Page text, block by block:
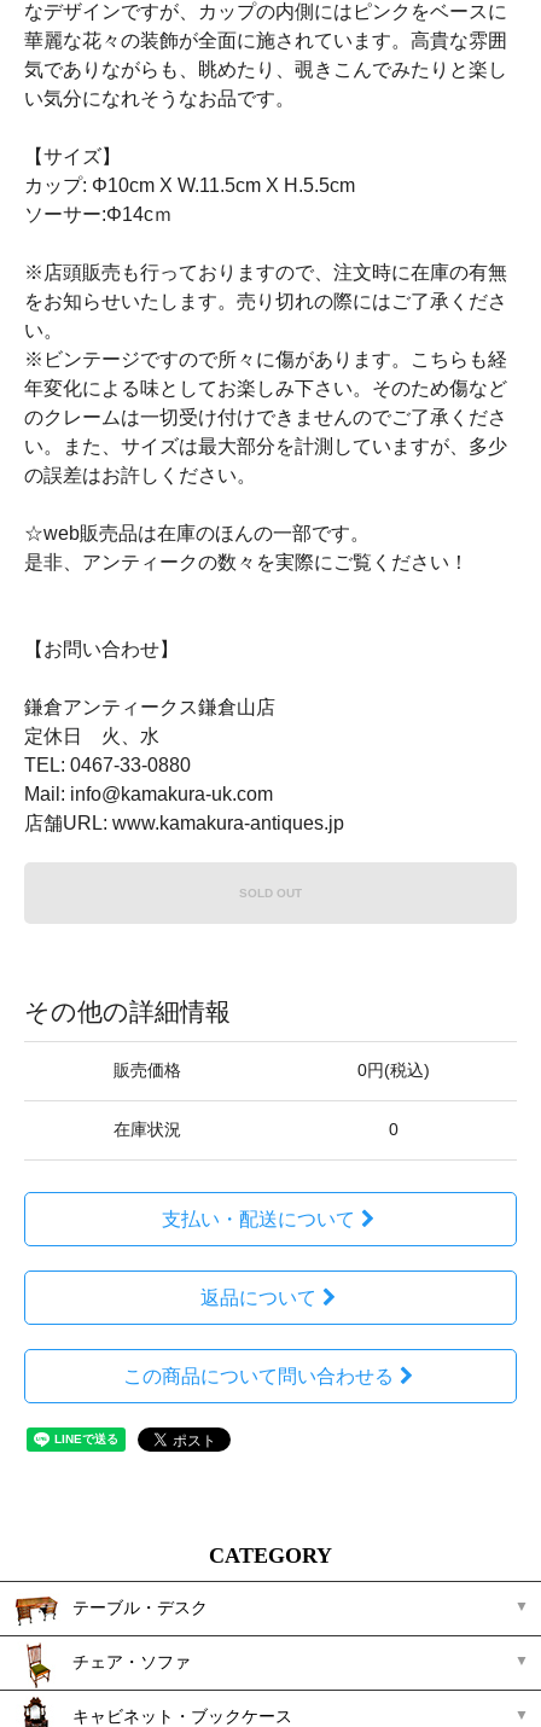
なデザインですが、カップの内側にはピンクをベースに
華麗な花々の装飾が全面に施されています。高貴な雰囲
気でありながらも、眺めたり、覗きこんでみたりと楽し
い気分になれそうなお品です。
【サイズ】
カップ: Φ10cm X W.11.5cm X H.5.5cm
ソーサー:Φ14cｍ
※店頭販売も行っておりますので、注文時に在庫の有無
をお知らせいたします。売り切れの際にはご了承くださ
い。
※ビンテージですので所々に傷があります。こちらも経
年変化による味としてお楽しみ下さい。そのため傷など
のクレームは一切受け付けできませんのでご了承くださ
い。また、サイズは最大部分を計測していますが、多少
の誤差はお許しください。
☆web販売品は在庫のほんの一部です。
是非、アンティークの数々を実際にご覧ください！
【お問い合わせ】
鎌倉アンティークス鎌倉山店
定休日 火、水
TEL: 0467-33-0880
Mail: info@kamakura-uk.com
店舗URL: www.kamakura-antiques.jp
SOLD OUT
その他の詳細情報
販売価格 0円(税込)
在庫状況 0
支払い・配送について
返品について
この商品について問い合わせる
CATEGORY
テーブル・デスク
チェア・ソファ
キャビネット・ブックケース